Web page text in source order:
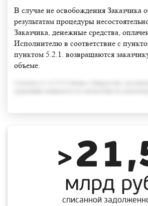
В случае не освобождения Заказчика
результатам процедуры
Заказчика, денежные средства,
Исполнителю в соответствие с
пунктом 5.2.1. возвращаются
объеме.
>
млрд
списанной